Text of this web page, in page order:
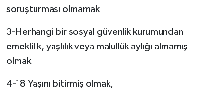
soruşturması olmamak
3-Herhangi bir sosyal güvenlik kurumundan
emeklilik, yaşlılık veya malullük aylığı almamış
olmak
4-18 Yaşını bitirmiş olmak,